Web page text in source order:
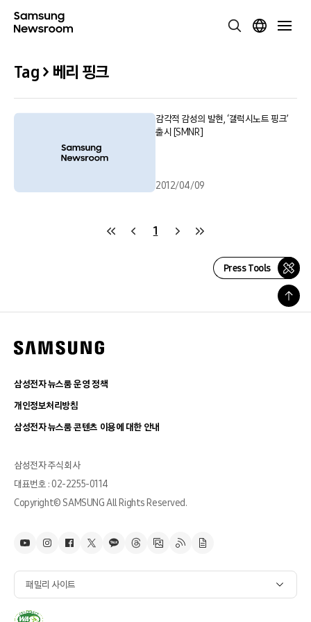
Tag > 베리 핑크
감각적 감성의 발현, ‘갤럭시노트 핑크’
출시 [SMNR]
2012/04/09
1
Press Tools
삼성전자 뉴스룸 운영 정책
개인정보처리방침
삼성전자 뉴스룸 콘텐츠 이용에 대한 안내
삼성전자 주식회사
대표번호 : 02-2255-0114
Copyright© SAMSUNG All Rights Reserved.
패밀리 사이트